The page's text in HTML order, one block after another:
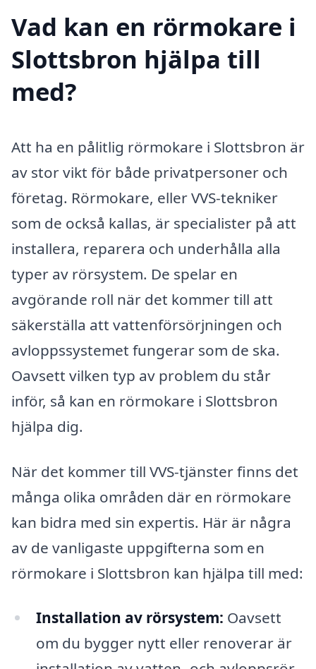
Vad kan en rörmokare i
Slottsbron hjälpa till
med?
Att ha en pålitlig rörmokare i Slottsbron är
av stor vikt för både privatpersoner och
företag. Rörmokare, eller VVS-tekniker
som de också kallas, är specialister på att
installera, reparera och underhålla alla
typer av rörsystem. De spelar en
avgörande roll när det kommer till att
säkerställa att vattenförsörjningen och
avloppssystemet fungerar som de ska.
Oavsett vilken typ av problem du står
inför, så kan en rörmokare i Slottsbron
hjälpa dig.
När det kommer till VVS-tjänster finns det
många olika områden där en rörmokare
kan bidra med sin expertis. Här är några
av de vanligaste uppgifterna som en
rörmokare i Slottsbron kan hjälpa till med:
Installation av rörsystem: Oavsett
om du bygger nytt eller renoverar är